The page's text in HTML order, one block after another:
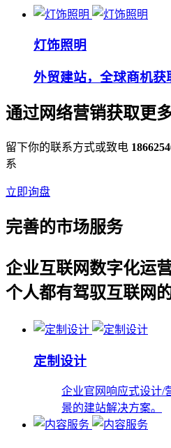
灯饰照明
外贸建站，全球商机获
通过网络营销获取更
留下你的联系方式或致电
系
立即询盘
完善的市场服务
企业互联网数字化运
个人都有驾驭互联网
定制设计
企业官网响应式设计/
景的建站解决方案。